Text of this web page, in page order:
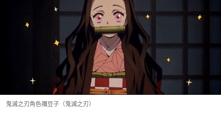
鬼滅之刃角色禰豆子（鬼滅之刃）